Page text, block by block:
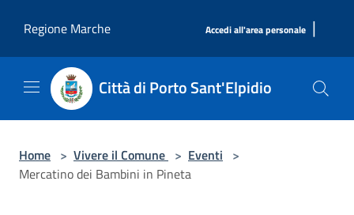
Regione Marche
Accedi all'area personale |
Città di Porto Sant'Elpidio
Home > Vivere il Comune > Eventi >
Mercatino dei Bambini in Pineta